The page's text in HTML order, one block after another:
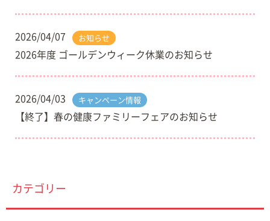
2026/04/07 お知らせ
2026年度 ゴールデンウィーク休業のお知らせ
2026/04/03 キャンペーン情報
【終了】春の健康ファミリーフェアのお知らせ
カテゴリー